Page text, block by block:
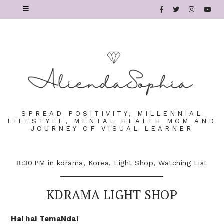
SPREAD POSITIVITY, MILLENNIAL
LIFESTYLE, MENTAL HEALTH MOM AND
JOURNEY OF VISUAL LEARNER
8:30 PMin kdrama, Korea, Light Shop,Watching List
KDRAMA LIGHT SHOP
Hai hai TemaNda!